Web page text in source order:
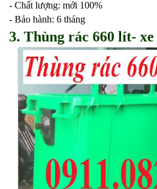
- Chất lượng: mới 100%
- Bảo hành: 6 tháng
3. Thùng rác 660 lít-